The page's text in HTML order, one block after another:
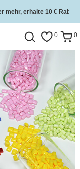
mehr, erhalte 10 € Rabatt.
zurück-Garantie. 0 0